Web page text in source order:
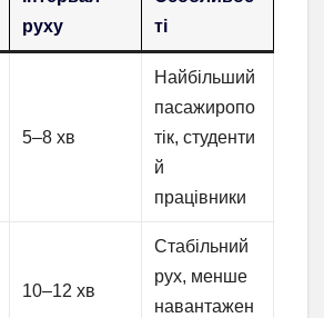
руху
ті
5–8 хв
Найбільший
пасажиропо
тік, студенти
й
працівники
10–12 хв
Стабільний
рух, менше
навантажен